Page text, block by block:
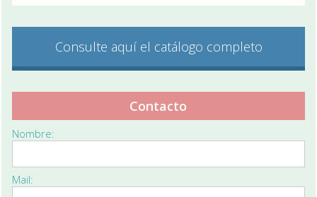
Consulte aquí el catálogo completo
Contacto
Nombre:
Mail: